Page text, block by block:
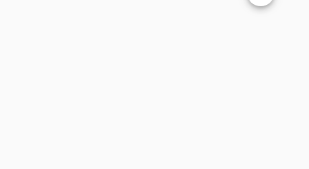
Changer la